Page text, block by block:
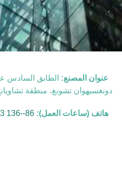
عنوان المصنع:
دونغسيهوان تشونغ، منطقة
هاتف (ساعات العمل): 86--136 6733 2386